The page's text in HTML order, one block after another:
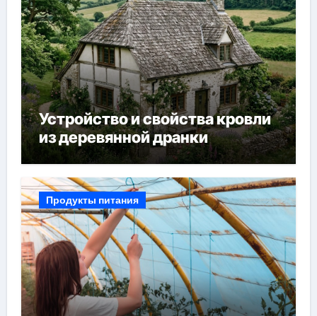
Устройство и свойства кровли
из деревянной дранки
Продукты питания